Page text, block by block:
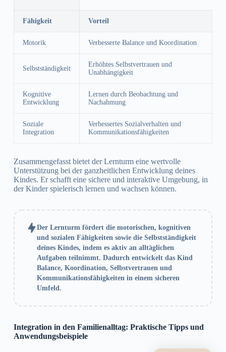
Fähigkeit Vorteil
Motorik Verbesserte Balance und Koordination
Selbstständigkeit
Erhöhtes Selbstvertrauen und
Unabhängigkeit
Kognitive
Entwicklung
Lernen durch Beobachtung und
Nachahmung
Soziale
Integration
Verbessertes Sozialverhalten und
Kommunikationsfähigkeiten
Zusammengefasst bietet der Lernturm eine wertvolle
Unterstützung bei der ganzheitlichen Entwicklung deines
Kindes. Er schafft eine sichere und interaktive Umgebung, in
der Kinder spielerisch lernen und wachsen können.
Der Lernturm fördert die motorischen, kognitiven
und sozialen Fähigkeiten sowie die Selbstständigkeit
deines Kindes, indem es aktiv an alltäglichen
Aufgaben teilnimmt. Dadurch entwickelt das Kind
Balance, Koordination, Selbstvertrauen und
Kommunikationsfähigkeiten in einem sicheren
Umfeld.
Integration in den Familienalltag: Praktische Tipps und
Anwendungsbeispiele